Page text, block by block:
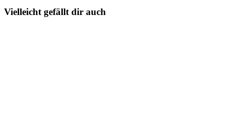
Vielleicht gefällt dir auch